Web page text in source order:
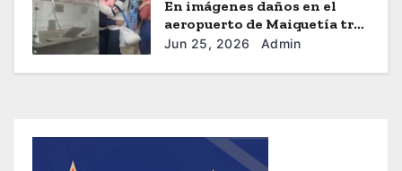
En imágenes daños en el
aeropuerto de Maiquetía tras
los sismos
Jun 25, 2026 Admin